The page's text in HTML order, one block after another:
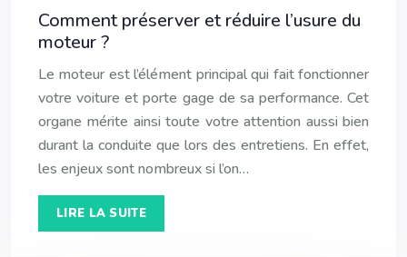
Comment préserver et réduire l’usure du
moteur ?
Le moteur est l’élément principal qui fait fonctionner
votre voiture et porte gage de sa performance. Cet
organe mérite ainsi toute votre attention aussi bien
durant la conduite que lors des entretiens. En effet,
les enjeux sont nombreux si l’on…
LIRE LA SUITE